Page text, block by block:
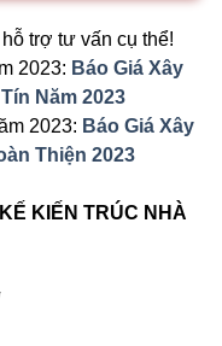
trợ tư vấn cụ thể!
2023: Báo Giá Xây
Năm 2023
2023: Báo Giá Xây
Thiện 2023
KIẾN TRÚC NHÀ